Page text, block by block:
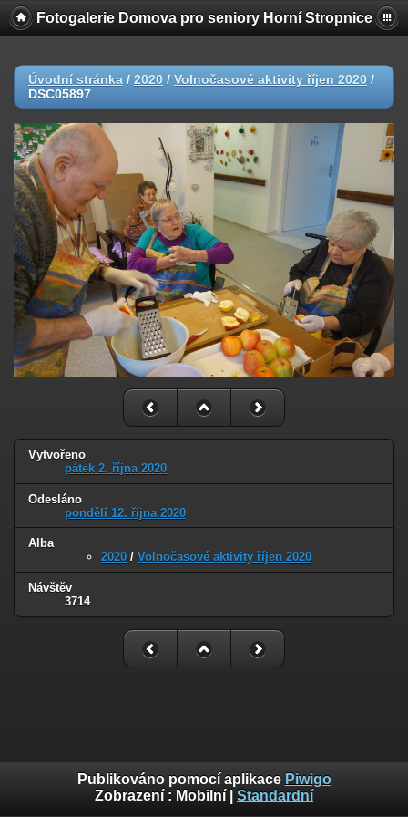
Fotogalerie Domova pro seniory Horní Stropnice
Úvodní stránka / 2020 / Volnočasové aktivity říjen 2020 /
DSC05897
Vytvořeno
pátek 2. října 2020
Odesláno
pondělí 12. října 2020
Alba
2020 / Volnočasové aktivity říjen 2020
Návštěv
3714
Publikováno pomocí aplikace Piwigo
Zobrazení : Mobilní Standardní